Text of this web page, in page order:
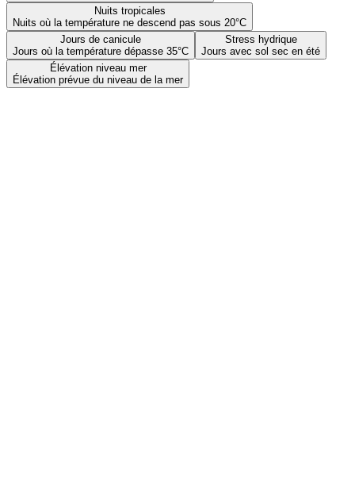
Nuits tropicales
Nuits où la température ne descend pas sous 20°C
Jours de canicule
Jours où la température dépasse 35°C
Stress hydrique
Jours avec sol sec en été
Élévation niveau mer
Élévation prévue du niveau de la mer